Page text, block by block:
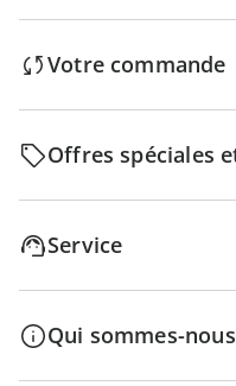
Votre commande
Offres spéciales
Service
Qui sommes-nous